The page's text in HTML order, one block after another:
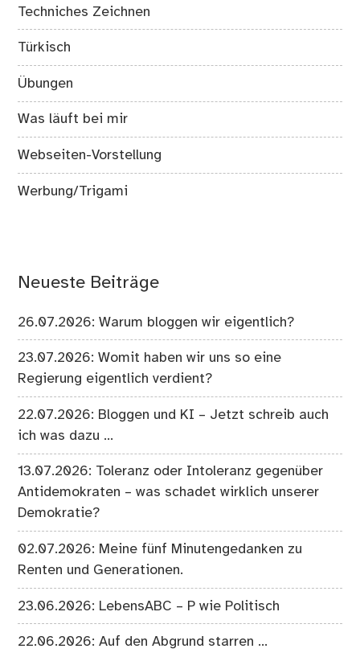
Techniches Zeichnen
Türkisch
Übungen
Was läuft bei mir
Webseiten-Vorstellung
Werbung/Trigami
Neueste Beiträge
26.07.2026: Warum bloggen wir eigentlich?
23.07.2026: Womit haben wir uns so eine
Regierung eigentlich verdient?
22.07.2026: Bloggen und KI – Jetzt schreib auch
ich was dazu …
13.07.2026: Toleranz oder Intoleranz gegenüber
Antidemokraten – was schadet wirklich unserer
Demokratie?
02.07.2026: Meine fünf Minutengedanken zu
Renten und Generationen.
23.06.2026: LebensABC – P wie Politisch
22.06.2026: Auf den Abgrund starren …